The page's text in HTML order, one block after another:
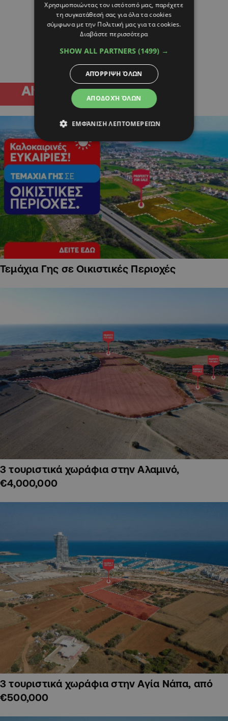
Τεμάχια Γης σε Οικιστικές Περιοχές
3 τουριστικά χωράφια στην Αλαμινό,
€4,000,000
3 τουριστικά χωράφια στην Αγία Νάπα, από
€500,000
Χρησιμοποιώντας τον ιστότοπό μας, παρέχετε
τη συγκατάθεσή σας για όλα τα cookies
σύμφωνα με την Πολιτική μας για τα cookies.
Διαβάστε περισσότερα
SHOW ALL PARTNERS (1499) →
ΑΠΟΔΟΧΉ ΌΛΩΝ
ΑΠΌΡΡΙΨΗ ΌΛΩΝ
ΕΜΦΆΝΙΣΗ ΛΕΠΤΟΜΕΡΕΙΏΝ